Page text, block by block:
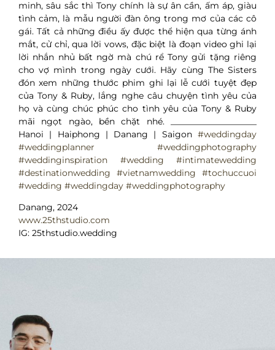
minh, sâu sắc thì Tony chính là sự ân cần, ấm áp, giàu
tình cảm, là mẫu người đàn ông trong mơ của các cô
gái. Tất cả những điều ấy được thể hiện qua từng ánh
mắt, cử chỉ, qua lời vows, đặc biệt là đoạn video ghi lại
lời nhắn nhủ bất ngờ mà chú rể Tony gửi tặng riêng
cho vợ mình trong ngày cưới. Hãy cùng The Sisters
đón xem những thước phim ghi lại lễ cưới tuyệt đẹp
của Tony & Ruby, lắng nghe câu chuyện tình yêu của
họ và cùng chúc phúc cho tình yêu của Tony & Ruby
mãi ngọt ngào, bền chặt nhé. ____________________
Hanoi | Haiphong | Danang | Saigon #weddingday
#weddingplanner
#weddingphotography
#weddinginspiration
#wedding
#intimatewedding
#destinationwedding
#vietnamwedding
#tochuccuoi
#wedding #weddingday #weddingphotography
Danang, 2024
www.25thstudio.com
IG: 25thstudio.wedding